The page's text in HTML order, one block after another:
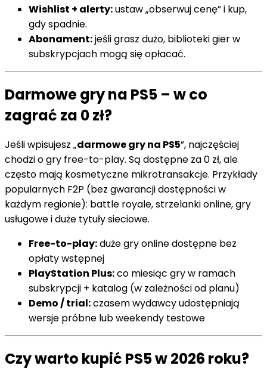
Wishlist + alerty:ustaw „obserwuj cenę” i kup,
gdy spadnie.
Abonament:jeśli grasz dużo, biblioteki gier w
subskrypcjach mogą się opłacać.
Darmowe gry na PS5 – w co
zagrać za 0 zł?
Jeśli wpisujesz „darmowe gry na PS5”, najczęściej
chodzi o gry free-to-play. Są dostępne za 0 zł, ale
często mają kosmetyczne mikrotransakcje. Przykłady
popularnych F2P (bez gwarancji dostępności w
każdym regionie): battle royale, strzelanki online, gry
usługowe i duże tytuły sieciowe.
Free-to-play:duże gry online dostępne bez
opłaty wstępnej
PlayStation Plus:co miesiąc gry w ramach
subskrypcji + katalog (w zależności od planu)
Demo / trial:czasem wydawcy udostępniają
wersje próbne lub weekendy testowe
Czy warto kupić PS5 w 2026 roku?